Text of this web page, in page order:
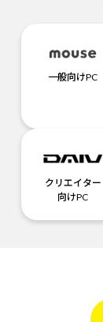
一般向けPC
クリエイター
向けPC